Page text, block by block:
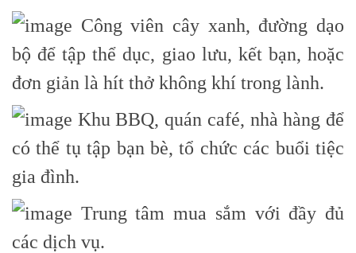
Công viên cây xanh, đường dạo
bộ để tập thể dục, giao lưu, kết bạn, hoặc
đơn giản là hít thở không khí trong lành.
Khu BBQ, quán café, nhà hàng để
có thể tụ tập bạn bè, tổ chức các buổi tiệc
gia đình.
Trung tâm mua sắm với đầy đủ
các dịch vụ.